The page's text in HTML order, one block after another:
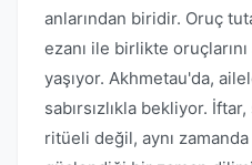
anlarından biridir. Oruç
ezanı ile birlikte
yaşıyor. Akhmetau'da,
sabırsızlıkla bekliyor.
ritüeli değil, aynı